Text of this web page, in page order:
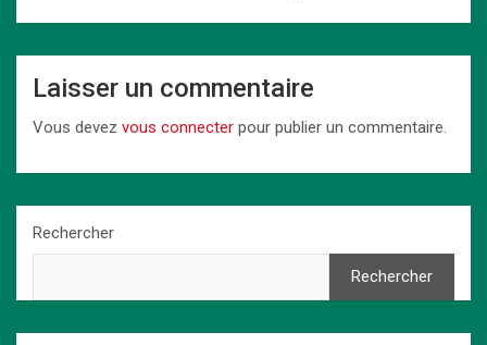
Laisser un commentaire
Vous devez vous connecter pour publier un commentaire.
Rechercher
Rechercher